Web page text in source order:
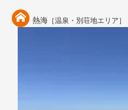
熱海 ［温泉・別荘地エリア］